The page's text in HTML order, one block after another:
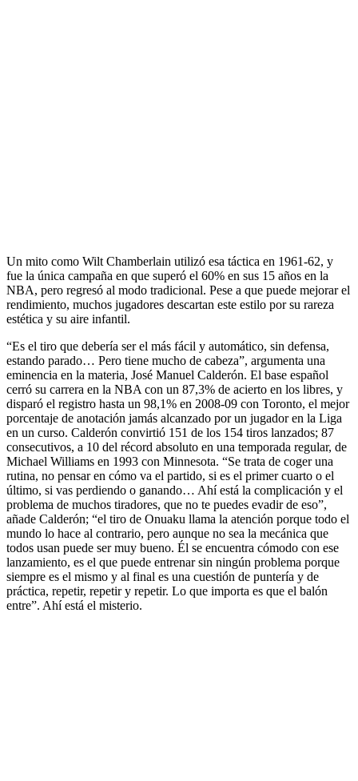
Un mito como Wilt Chamberlain utilizó esa táctica en 1961-62, y
fue la única campaña en que superó el 60% en sus 15 años en la
NBA, pero regresó al modo tradicional. Pese a que puede mejorar el
rendimiento, muchos jugadores descartan este estilo por su rareza
estética y su aire infantil.
“Es el tiro que debería ser el más fácil y automático, sin defensa,
estando parado… Pero tiene mucho de cabeza”, argumenta una
eminencia en la materia, José Manuel Calderón. El base español
cerró su carrera en la NBA con un 87,3% de acierto en los libres, y
disparó el registro hasta un 98,1% en 2008-09 con Toronto, el mejor
porcentaje de anotación jamás alcanzado por un jugador en la Liga
en un curso. Calderón convirtió 151 de los 154 tiros lanzados; 87
consecutivos, a 10 del récord absoluto en una temporada regular, de
Michael Williams en 1993 con Minnesota. “Se trata de coger una
rutina, no pensar en cómo va el partido, si es el primer cuarto o el
último, si vas perdiendo o ganando… Ahí está la complicación y el
problema de muchos tiradores, que no te puedes evadir de eso”,
añade Calderón; “el tiro de Onuaku llama la atención porque todo el
mundo lo hace al contrario, pero aunque no sea la mecánica que
todos usan puede ser muy bueno. Él se encuentra cómodo con ese
lanzamiento, es el que puede entrenar sin ningún problema porque
siempre es el mismo y al final es una cuestión de puntería y de
práctica, repetir, repetir y repetir. Lo que importa es que el balón
entre”. Ahí está el misterio.